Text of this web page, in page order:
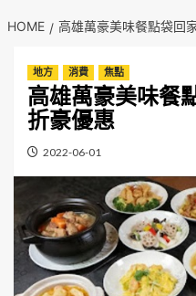
HOME 高雄萬豪美味餐點袋回
地方 消費 焦點
高雄萬豪美味餐
折豪優惠
2022-06-01